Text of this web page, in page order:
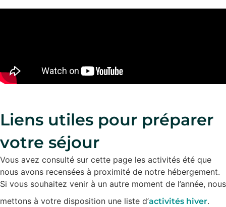
Liens utiles pour préparer
votre séjour
Vous avez consulté sur cette page les activités été que
nous avons recensées à proximité de notre hébergement.
Si vous souhaitez venir à un autre moment de l’année, nous
mettons à votre disposition une liste d’activités hiver.